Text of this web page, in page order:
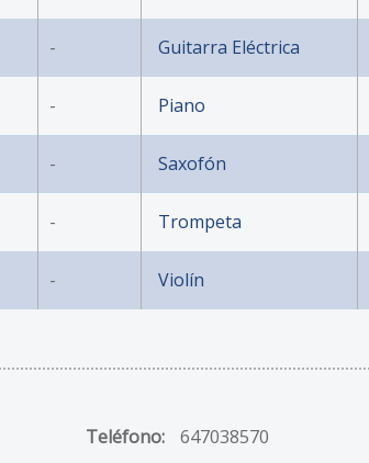
- Guitarra Eléctrica
- Piano
- Saxofón
- Trompeta
- Violín
Teléfono: 647038570